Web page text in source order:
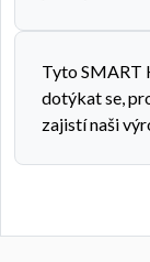
Tyto SMART
dotýkat se,
zajistí naši